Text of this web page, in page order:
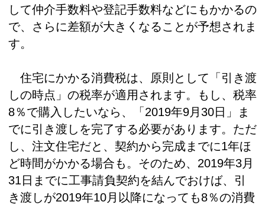
して仲介手数料や登記手数料などにもかかるの
で、さらに差額が大きくなることが予想されま
す。
住宅にかかる消費税は、原則として「引き渡
しの時点」の税率が適用されます。もし、税率
8％で購入したいなら、「2019年9月30日」ま
でに引き渡しを完了する必要があります。ただ
し、注文住宅だと、契約から完成までに1年ほ
ど時間がかかる場合も。そのため、2019年3月
31日までに工事請負契約を結んでおけば、引
き渡しが2019年10月以降になっても8％の消費